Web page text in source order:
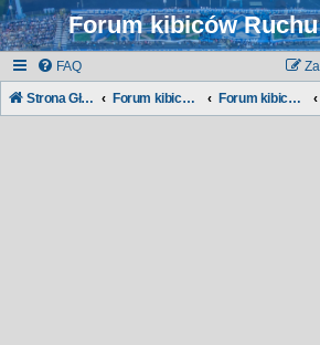
Forum kibiców
FAQ
Strona Główna Forum kibiców Ruchu Forum kibiców: